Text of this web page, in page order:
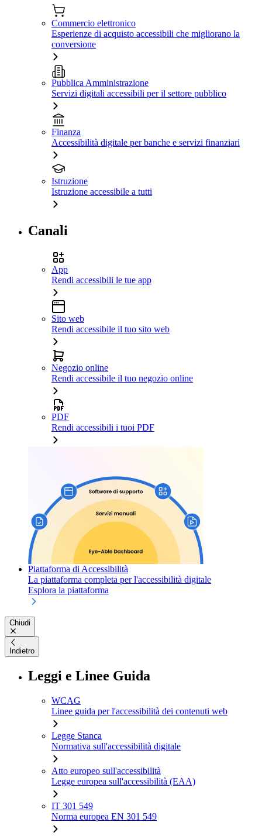
Commercio elettronico
Esperienze di acquisto accessibili che migliorano la
conversione
Pubblica Amministrazione
Servizi digitali accessibili per il settore pubblico
Finanza
Accessibilità digitale per banche e servizi finanziari
Istruzione
Istruzione accessibile a tutti
Canali
App
Rendi accessibili le tue app
Sito web
Rendi accessibile il tuo sito web
Negozio online
Rendi accessibile il tuo negozio online
PDF
Rendi accessibili i tuoi PDF
Piattaforma di Accessibilità
La piattaforma completa per l'accessibilità digitale
Esplora la piattaforma
Chiudi
Indietro
Leggi e Linee Guida
WCAG
Linee guida per l'accessibilità dei contenuti web
Legge Stanca
Normativa sull'accessibilità digitale
Atto europeo sull'accessibilità
Legge europea sull'accessibilità (EAA)
IT 301 549
Norma europea EN 301 549